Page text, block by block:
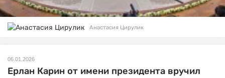
Анастасия Цирулик
06.01.2026
Ерлан Карин от имени президента вручил